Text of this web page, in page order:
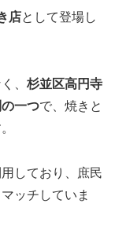
店として登場し
、 杉並区高円寺
一つで、焼きと
しており、庶民
ッチしていま